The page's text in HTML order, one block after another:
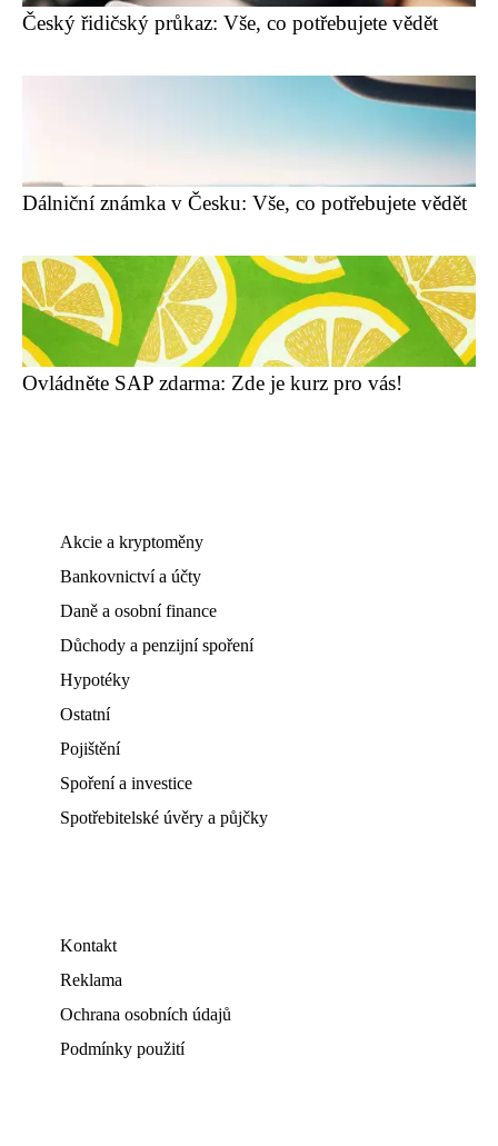
Český řidičský průkaz: Vše, co potřebujete vědět
Dálniční známka v Česku: Vše, co potřebujete vědět
Ovládněte SAP zdarma: Zde je kurz pro vás!
Akcie a kryptoměny
Bankovnictví a účty
Daně a osobní finance
Důchody a penzijní spoření
Hypotéky
Ostatní
Pojištění
Spoření a investice
Spotřebitelské úvěry a půjčky
Kontakt
Reklama
Ochrana osobních údajů
Podmínky použití